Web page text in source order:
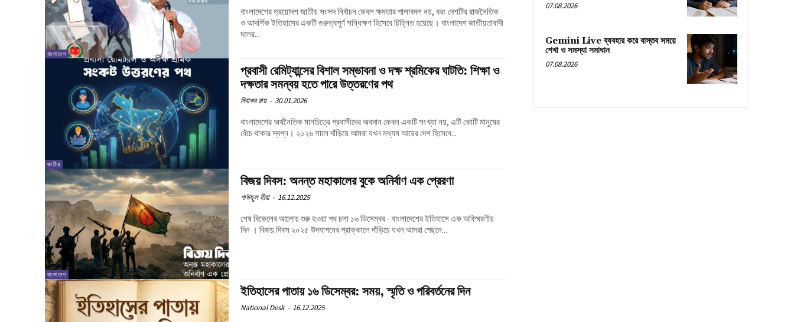
বাংলাদেশ
বাংলাদেশের ত্রয়োদশ জাতীয় সংসদ নির্বাচন কেবল ক্ষমতার পালাবদল নয়, বরং দেশটির রাজনৈতিক
ও আদর্শিক ইতিহাসের একটি গুরুত্বপূর্ণ সন্ধিক্ষণ হিসেবে চিহ্নিত হয়েছে। বাংলাদেশ জাতীয়তাবাদী
দলের...
জাতীয়
প্রবাসী রেমিট্যান্সের বিশাল সম্ভাবনা ও দক্ষ শ্রমিকের ঘাটতি: শিক্ষা ও
দক্ষতার সমন্বয় হতে পারে উত্তরণের পথ
দিবাকর রায় - 30.01.2026
বাংলাদেশের অর্থনৈতিক মানচিত্রে প্রবাসীদের অবদান কেবল একটি সংখ্যা নয়, এটি কোটি মানুষের
বেঁচে থাকার স্বপ্ন। ২০২৬ সালে দাঁড়িয়ে আমরা যখন মধ্যম আয়ের দেশ হিসেবে...
বাংলাদেশ
বিজয় দিবস: অনন্ত মহাকালের বুকে অনির্বাণ এক প্রেরণা
গাউছুল হীরা - 16.12.2025
শেষ বিকেলের আলোয় শুরু হওয়া পথ চলা ১৬ ডিসেম্বর - বাংলাদেশের ইতিহাসে এক অবিস্মরণীয়
দিন । বিজয় দিবস ২০২৫ উদযাপনের প্রাক্কালে দাঁড়িয়ে যখন আমরা পেছনে...
ইতিহাসের পাতায় ১৬ ডিসেম্বর: সময়, স্মৃতি ও পরিবর্তনের দিন
National Desk - 16.12.2025
07.08.2026
Gemini Live ব্যবহার করে বাস্তব সময়ে
শেখা ও সমস্যা সমাধান
07.08.2026